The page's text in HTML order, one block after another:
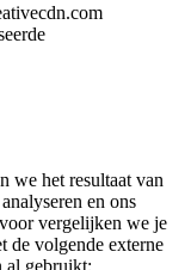
we het resultaat van
en ons
vergelijken we je
de volgende externe
al gebruikt: